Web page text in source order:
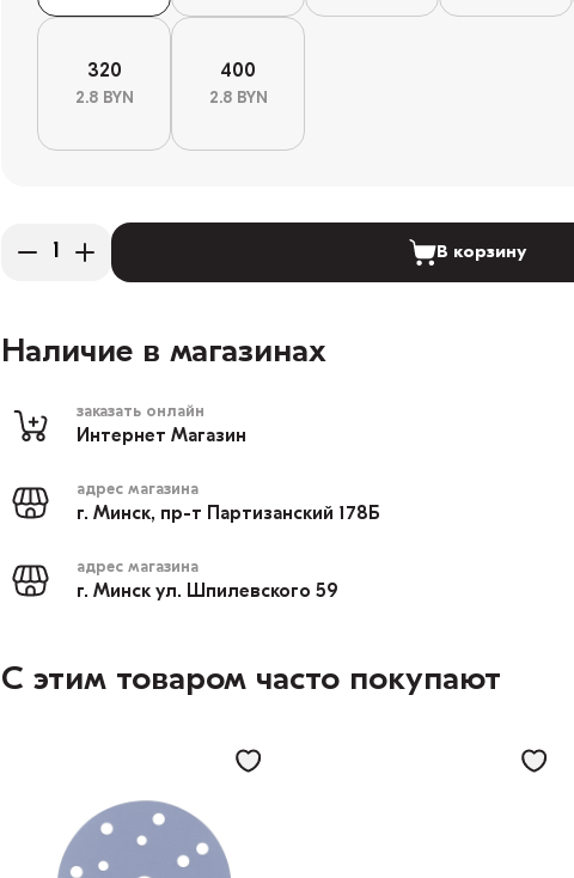
320
2.8 BYN
400
2.8 BYN
В корзину
Наличие в магазинах
заказать онлайн
Интернет Магазин
адрес магазина
г. Минск, пр-т Партизанский 178Б
адрес магазина
г. Минск ул. Шпилевского 59
С этим товаром часто покупают